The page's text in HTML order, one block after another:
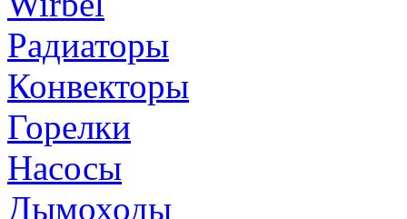
Радиаторы
Конвекторы
Горелки
Насосы
Дымоходы